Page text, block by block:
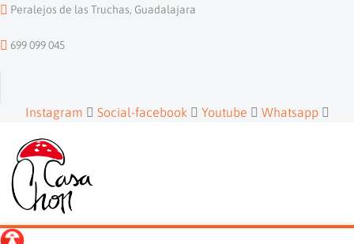
Peralejos de las Truchas, Guadalajara
699 099 045
Instagram Social-facebook Youtube Whatsapp